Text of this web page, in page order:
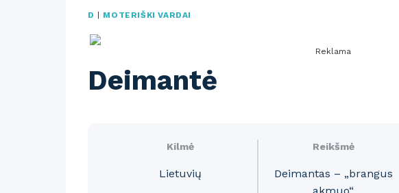
D MOTERIŠKI VARDAI
Reklama
Deimantė
Kilmė
Lietuvių
Reikšmė
Deimantas – „brangus